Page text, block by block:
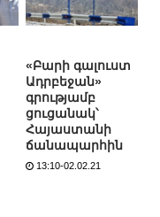
«Բարի գալուստ
Ադրբեջան»
գրությամբ
ցուցանակ՝
Հայաստանի
ճանապարհին
13:10-02.02.21